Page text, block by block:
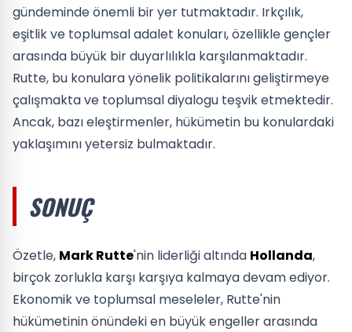
gündeminde önemli bir yer tutmaktadır. Irkçılık,
eşitlik ve toplumsal adalet konuları, özellikle gençler
arasında büyük bir duyarlılıkla karşılanmaktadır.
Rutte, bu konulara yönelik politikalarını geliştirmeye
çalışmakta ve toplumsal diyalogu teşvik etmektedir.
Ancak, bazı eleştirmenler, hükümetin bu konulardaki
yaklaşımını yetersiz bulmaktadır.
SONUÇ
Özetle, Mark Rutte'nin liderliği altında Hollanda,
birçok zorlukla karşı karşıya kalmaya devam ediyor.
Ekonomik ve toplumsal meseleler, Rutte'nin
hükümetinin önündeki en büyük engeller arasında